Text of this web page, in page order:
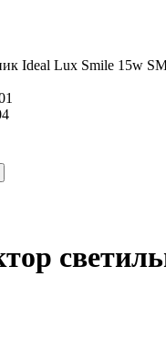
Ideal Lux Smile 15w